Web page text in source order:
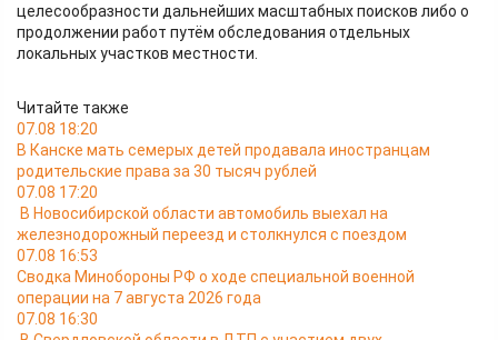
целесообразности дальнейших масштабных поисков либо о
продолжении работ путём обследования отдельных
локальных участков местности.
Читайте также
07.08 18:20
В Канске мать семерых детей продавала иностранцам
родительские права за 30 тысяч рублей
07.08 17:20
В Новосибирской области автомобиль выехал на
железнодорожный переезд и столкнулся с поездом
07.08 16:53
Сводка Минобороны РФ о ходе специальной военной
операции на 7 августа 2026 года
07.08 16:30